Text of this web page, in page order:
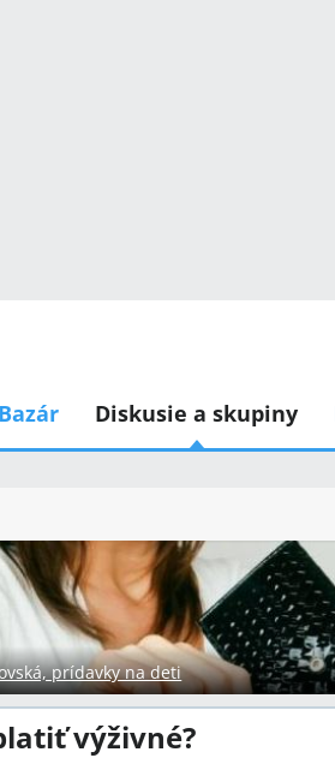
Bazár Diskusie a skupiny
prídavky na deti
výživné?